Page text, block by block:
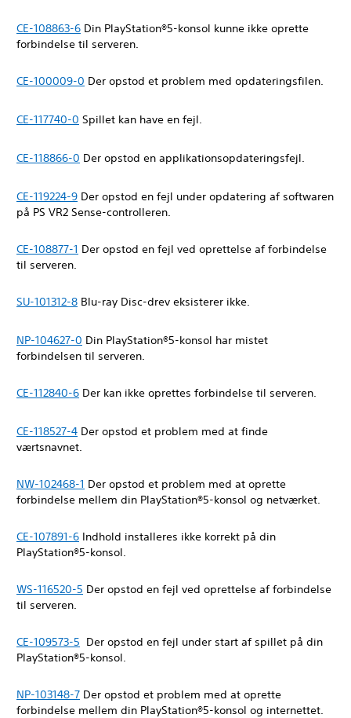
CE-108863-6 Din PlayStation®5-konsol kunne ikke oprette
forbindelse til serveren.
CE-100009-0 Der opstod et problem med opdateringsfilen.
CE-117740-0 Spillet kan have en fejl.
CE-118866-0 Der opstod en applikationsopdateringsfejl.
CE-119224-9 Der opstod en fejl under opdatering af softwaren
på PS VR2 Sense-controlleren.
CE-108877-1 Der opstod en fejl ved oprettelse af forbindelse
til serveren.
SU-101312-8 Blu-ray Disc-drev eksisterer ikke.
NP-104627-0 Din PlayStation®5-konsol har mistet
forbindelsen til serveren.
CE-112840-6 Der kan ikke oprettes forbindelse til serveren.
CE-118527-4 Der opstod et problem med at finde
værtsnavnet.
NW-102468-1 Der opstod et problem med at oprette
forbindelse mellem din PlayStation®5-konsol og netværket.
CE-107891-6 Indhold installeres ikke korrekt på din
PlayStation®5-konsol.
WS-116520-5 Der opstod en fejl ved oprettelse af forbindelse
til serveren.
CE-109573-5 Der opstod en fejl under start af spillet på din
PlayStation®5-konsol.
NP-103148-7 Der opstod et problem med at oprette
forbindelse mellem din PlayStation®5-konsol og internettet.